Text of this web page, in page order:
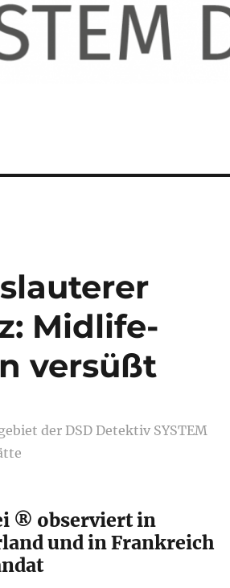
Midlife-
versüßt
der DSD Detektiv SYSTEM
® observiert in
und in Frankreich